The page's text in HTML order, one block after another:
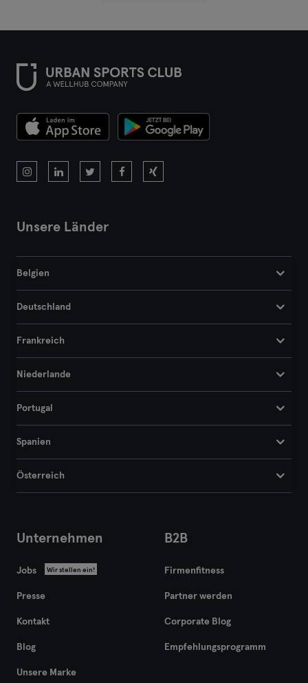
Unsere Länder
Belgien
Deutschland
Frankreich
Niederlande
Portugal
Spanien
Österreich
Unternehmen
Jobs Wir stellen ein!
Presse
Kontakt
Blog
Unsere Marke
B2B
Firmenfitness
Partner werden
Corporate Blog
Empfehlungsprogramm